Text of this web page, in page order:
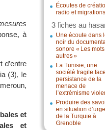
Écoutes de
radio et migrations
3 fiches au
Une écoute dans
noir du
sonore « Les
autres »
La Tunisie, une
société fragile
persistance de la
menace de
l’extrémisme
Produire des
en situation
de la Turquie à
Grenoble
à
(3), le
et
et